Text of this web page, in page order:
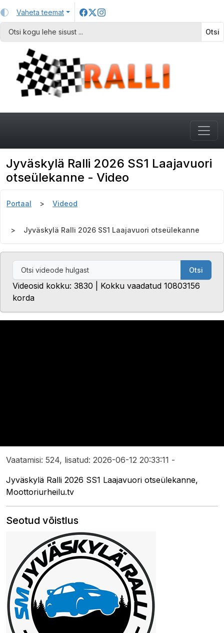
Vaheta teemat
Otsi
Jyväskylä Ralli 2026 SS1 Laajavuori
otseülekanne - Video
Portaal Videod
Jyväskylä Ralli 2026 SS1 Laajavuori otseülekanne
Otsi
Videosid kokku: 3830 | Kokku vaadatud 10803156
korda
Vaatamisi: 524, lisatud: 2026-06-12 20:33:11 -
Jyväskylä Ralli 2026 SS1 Laajavuori otseülekanne,
Moottoriurheilu.tv
Seotud võistlus